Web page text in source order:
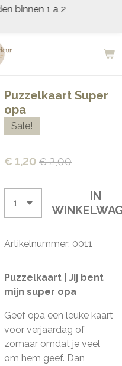
binnen 1 a 2
Puzzelkaart Super
opa
Sale!
€ 1,20 € 2,00
IN
Artikelnummer: 0011
Puzzelkaart | Jij bent
mijn super opa
Geef opa een leuke kaart
voor verjaardag of
zomaar omdat je veel
om hem geef. Dan